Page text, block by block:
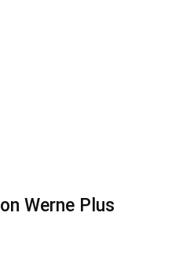
Werne Plus